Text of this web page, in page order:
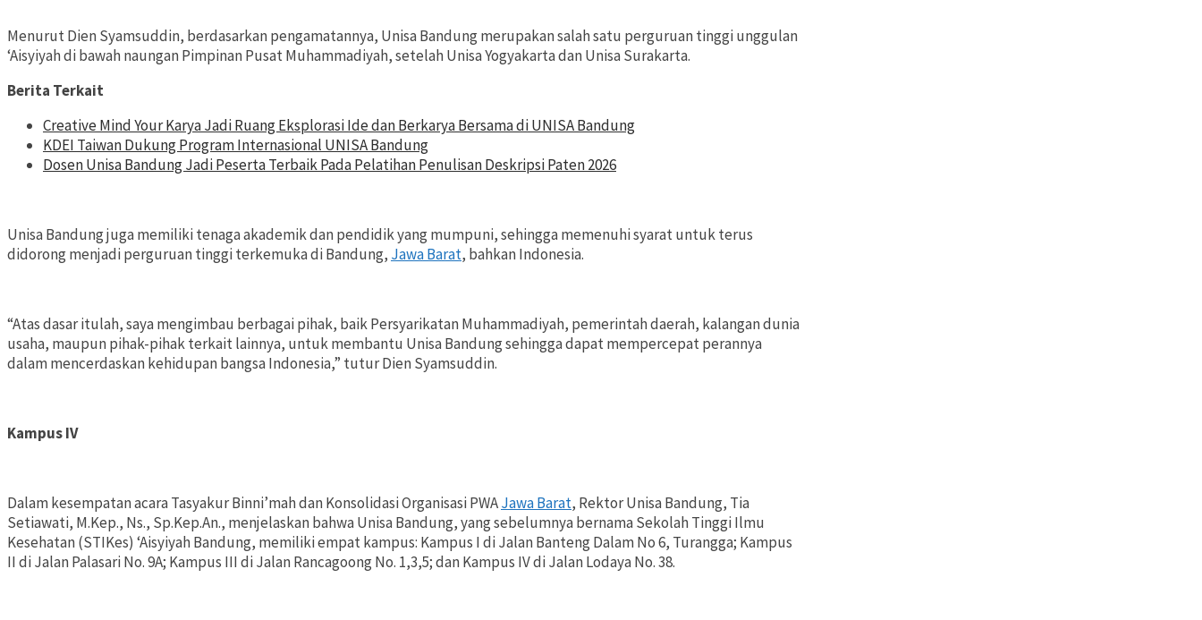
Menurut Dien Syamsuddin, berdasarkan pengamatannya, Unisa Bandung merupakan salah satu perguruan tinggi unggulan
‘Aisyiyah di bawah naungan Pimpinan Pusat Muhammadiyah, setelah Unisa Yogyakarta dan Unisa Surakarta.
Berita Terkait
Creative Mind Your Karya Jadi Ruang Eksplorasi Ide dan Berkarya Bersama di UNISA Bandung
KDEI Taiwan Dukung Program Internasional UNISA Bandung
Dosen Unisa Bandung Jadi Peserta Terbaik Pada Pelatihan Penulisan Deskripsi Paten 2026
Unisa Bandung juga memiliki tenaga akademik dan pendidik yang mumpuni, sehingga memenuhi syarat untuk terus
didorong menjadi perguruan tinggi terkemuka di Bandung, Jawa Barat, bahkan Indonesia.
“Atas dasar itulah, saya mengimbau berbagai pihak, baik Persyarikatan Muhammadiyah, pemerintah daerah, kalangan dunia
usaha, maupun pihak-pihak terkait lainnya, untuk membantu Unisa Bandung sehingga dapat mempercepat perannya
dalam mencerdaskan kehidupan bangsa Indonesia,” tutur Dien Syamsuddin.
Kampus IV
Dalam kesempatan acara Tasyakur Binni’mah dan Konsolidasi Organisasi PWAJawa Barat, Rektor Unisa Bandung, Tia
Setiawati, M.Kep., Ns., Sp.Kep.An., menjelaskan bahwa Unisa Bandung, yang sebelumnya bernama Sekolah Tinggi Ilmu
Kesehatan (STIKes) ‘Aisyiyah Bandung, memiliki empat kampus: Kampus I di Jalan Banteng Dalam No 6, Turangga; Kampus
II di Jalan Palasari No. 9A; Kampus III di Jalan Rancagoong No. 1,3,5; dan Kampus IV di Jalan Lodaya No. 38.